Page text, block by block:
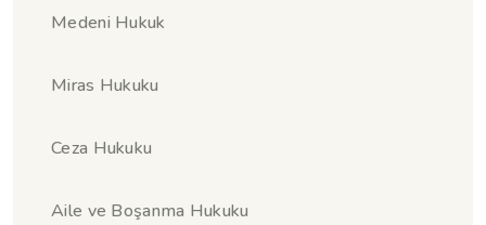
Medeni Hukuk
Miras Hukuku
Ceza Hukuku
Aile ve Boşanma Hukuku